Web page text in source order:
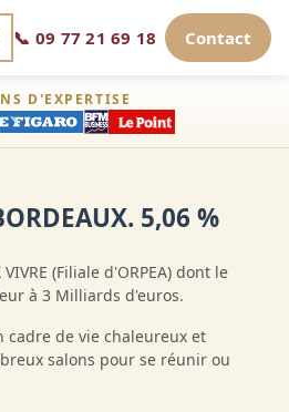
📞 09 77 21 69 18 Contact
D'EXPERTISE
5,06 %
(Filiale d'ORPEA) dont le
à 3 Milliards d'euros.
cadre de vie chaleureux et
salons pour se réunir ou